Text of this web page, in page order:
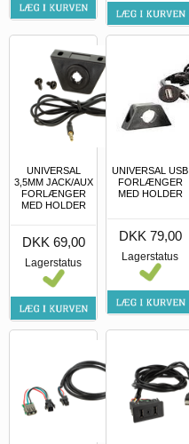
UNIVERSAL
3,5MM JACK/AUX
FORLÆNGER
MED HOLDER
DKK 69,00
Lagerstatus
UNIVERSAL USB
FORLÆNGER
MED HOLDER
DKK 79,00
Lagerstatus